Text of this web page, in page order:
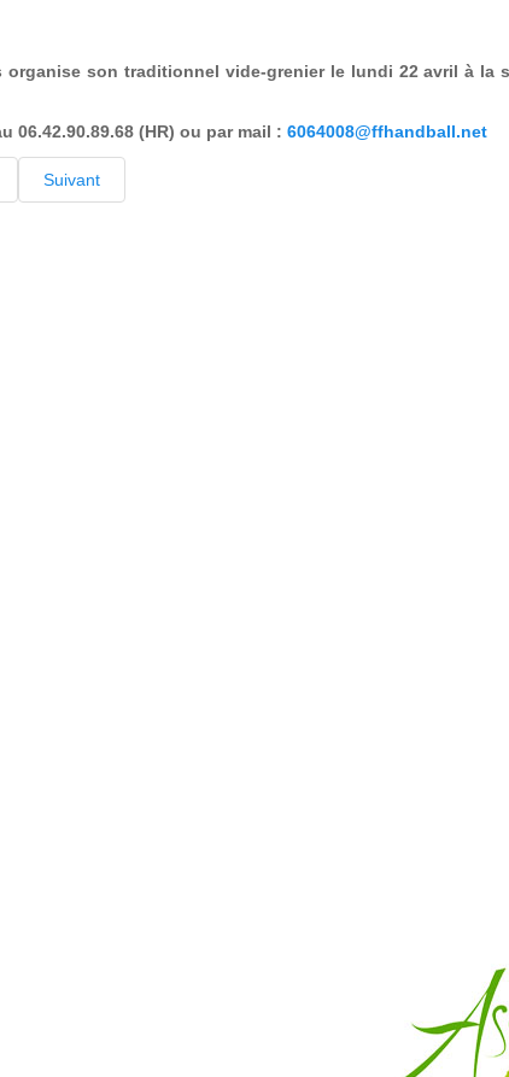
organise son traditionnel vide-grenier le lundi 22 avril à la
06.42.90.89.68 (HR) ou par mail : 6064008@ffhandball.net
Suivant